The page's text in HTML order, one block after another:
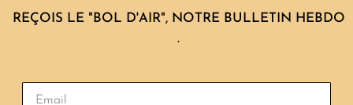
REÇOIS LE "BOL D'AIR", NOTRE BULLETIN HEBDO
.